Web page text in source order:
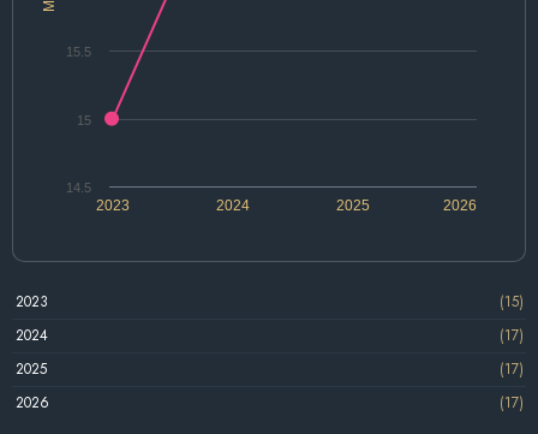
2024 2026
2023 2025
14.5
15
15.5
2023
(15)
2024
(17)
2025
(17)
2026
(17)